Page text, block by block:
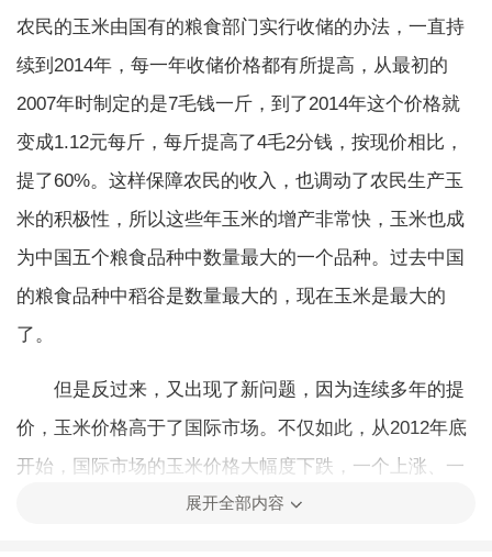
农民的玉米由国有的粮食部门实行收储的办法，一直持
续到 2014年，每一年收储价格都有所提高，从最初的
2007年时制定的是7毛钱一斤，到了2014年这个价格就
变成1.12元每斤，每斤提高了4毛2分钱，按现价相比，
提了60%。这样保障农民的收入，也调动了农民生产玉
米的积极性，所以这些年玉米的增产非常快，玉米也成
为中国五个粮食品种中数量最大的一个品种。过去中国
的粮食品种中稻谷是数量最大的，现在玉米是最大的
了。
但是反过来，又出现了新问题，因为连续多年的提
价，玉米价格高于了国际市场。不仅如此，从2012年底
开始，国际市场的玉米价格大幅度下跌，一个上涨、一
个下跌，就出现了中国国内价格高于国际市场的情况，
展开全部内容